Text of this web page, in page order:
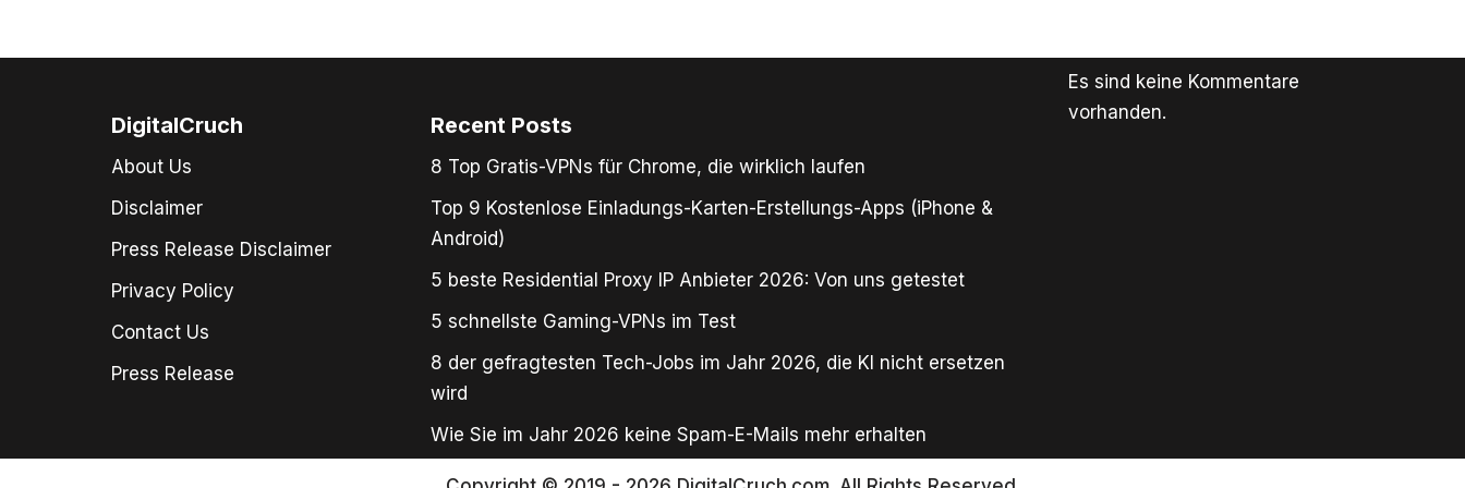
DigitalCruch
About Us
Disclaimer
Press Release Disclaimer
Privacy Policy
Contact Us
Press Release
Recent Posts
8 Top Gratis-VPNs für Chrome, die wirklich laufen
Top 9 Kostenlose Einladungs-Karten-Erstellungs-Apps (iPhone &
Android)
5 beste Residential Proxy IP Anbieter 2026: Von uns getestet
5 schnellste Gaming-VPNs im Test
8 der gefragtesten Tech-Jobs im Jahr 2026, die KI nicht ersetzen
wird
Wie Sie im Jahr 2026 keine Spam-E-Mails mehr erhalten
Es sind keine Kommentare
vorhanden.